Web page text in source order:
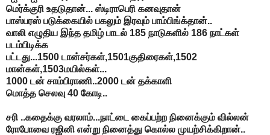
மெர்க்குரி உதடுதான்... ஸ்டிராபெரி கனவுதான்
பாஸ்பரஸ் படுக்கையில் பகலும் இரவும் பாம்பிங்க்தான்..
வாலி எழுதிய இந்த தமிழ் பாடல் 185 நாடுகளில் 186 நாட்கள்
படம்பிடிக்க
பட்டது...1500 டான்சர்கள்,1501குதிரைகள்,1502
மான்கள்,1503மயில்கள்...
1000 டன் சாம்பிராணி..2000 டன் தக்காளி
மொத்த செலவு 40 கோடி..
சரி ..கதைக்கு வரலாம்...நாட்டை கைப்பற்ற நினைக்கும் வில்லன்
ரோபோவை ரஜினி என்று நினைத்து கொல்ல முயற்சிக்கிறான்..